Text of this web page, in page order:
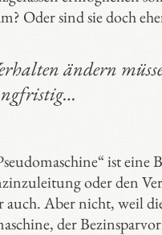
Oder sind sie doch
ändern
ist
oder den
Aber nicht, weil
der